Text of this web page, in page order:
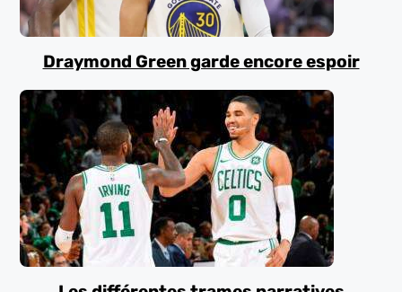
Draymond Green garde encore espoir